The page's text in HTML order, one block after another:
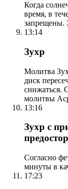
Когда
время, в
запрещены.
13:14
Зухр
Молитва
диск
снижаться.
молитвы
13:16
Зухр с
Согласно
минуты в
17:23